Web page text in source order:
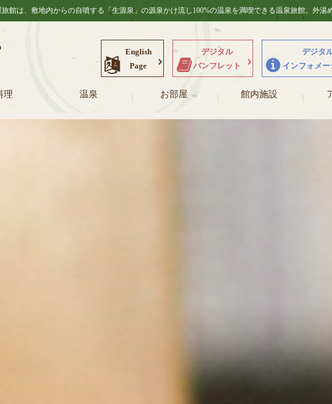
長野県野沢温泉村（北信州）の桐屋旅館公式ホームペ
館は、敷地内からの自噴する「生源泉」の源泉かけ流し100%の温泉を満喫できる温泉旅館。外湯
English
Page
デジタル
パンフレット
デジタ
インフォメ
理 温泉 お部屋 館内施設